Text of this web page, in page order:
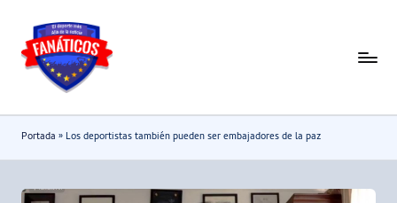
Saltar
contenido
F
n
a
t
Noticias
deportivas
-
Mundial
2026
Portada » Los deportistas también pueden ser embajadores de la paz